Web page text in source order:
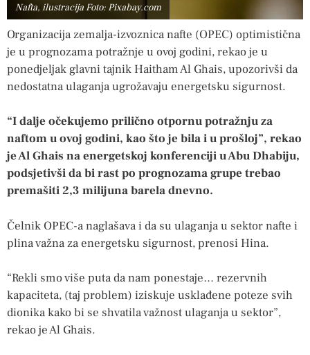
Nafta, ilustracija Foto: Pixabay.com
Organizacija zemalja-izvoznica nafte (OPEC) optimistična
je u prognozama potražnje u ovoj godini, rekao je u
ponedjeljak glavni tajnik Haitham Al Ghais, upozorivši da
nedostatna ulaganja ugrožavaju energetsku sigurnost.
“I dalje očekujemo prilično otpornu potražnju za
naftom u ovoj godini, kao što je bila i u prošloj”, rekao
je Al Ghais na energetskoj konferenciji u Abu Dhabiju,
podsjetivši da bi rast po prognozama grupe trebao
premašiti 2,3 milijuna barela dnevno.
Čelnik OPEC-a naglašava i da su ulaganja u sektor nafte i
plina važna za energetsku sigurnost, prenosi Hina.
“Rekli smo više puta da nam ponestaje… rezervnih
kapaciteta, (taj problem) iziskuje usklađene poteze svih
dionika kako bi se shvatila važnost ulaganja u sektor”,
rekao je Al Ghais.